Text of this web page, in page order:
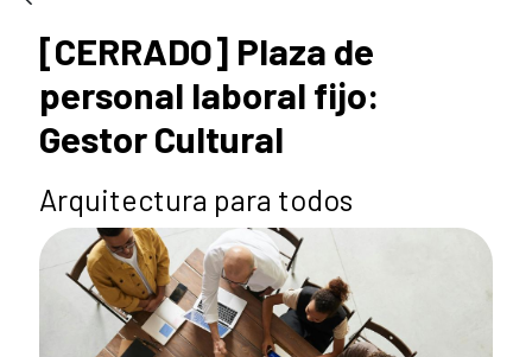
[CERRADO] Plaza de
personal laboral fijo:
Gestor Cultural
Arquitectura para todos